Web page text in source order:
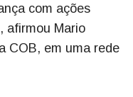
com ações
afirmou Mario
COB, em uma rede